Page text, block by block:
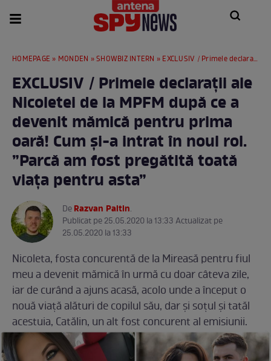
HOMEPAGE » MONDEN »SHOWBIZ INTERN » EXCLUSIV / Primele declarații ale Nicoletei de la MPFM după ce a devenit mămică pentru prima oară! Cum și-a intrat în noul rol. ”Parcă am fost pregătită toată viața pentru asta”
EXCLUSIV / Primele declarații ale
Nicoletei de la MPFM după ce a
devenit mămică pentru prima
oară! Cum și-a intrat în noul rol.
”Parcă am fost pregătită toată
viața pentru asta”
DeRazvan Paltin.
Publicat pe 25.05.2020 la 13:33 Actualizat pe
25.05.2020 la 13:33
Nicoleta, fosta concurentă de la Mireasă pentru fiul
meu a devenit mămică în urmă cu doar câteva zile,
iar de curând a ajuns acasă, acolo unde a început o
nouă viață alături de copilul său, dar și soțul și tatăl
acestuia, Catălin, un alt fost concurent al emisiunii.